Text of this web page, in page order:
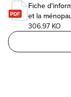
Fiche
et la
306.97 KO